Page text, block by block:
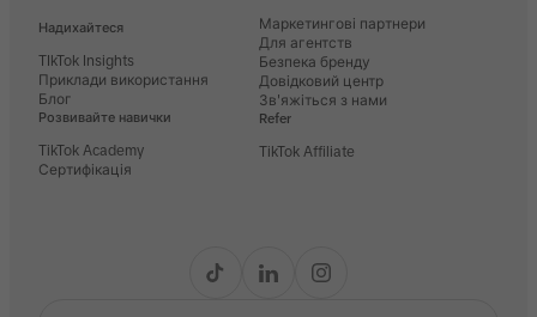
Надихайтеся
TIkTok Insights
Приклади використання
Блог
Розвивайте навички
TikTok Academy
Сертифікація
Маркетингові партнери
Для агентств
Безпека бренду
Довідковий центр
Зв'яжіться з нами
Refer
TikTok Affiliate